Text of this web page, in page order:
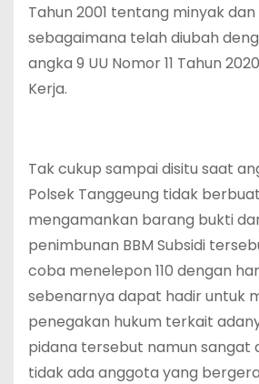
Tahun 2001 tentang minyak
sebagaimana telah diubah
angka 9 UU Nomor 11 Tahun
Kerja.
Tak cukup sampai disitu saat
Polsek Tanggeung tidak
mengamankan barang bukti
penimbunan BBM Subsidi
coba menelepon 110 dengan
sebenarnya dapat hadir untuk
penegakan hukum terkait
pidana tersebut namun sangat
tidak ada anggota yang